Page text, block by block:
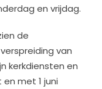
en vrijdag.
de
van
kerkdiensten en
met 1 juni